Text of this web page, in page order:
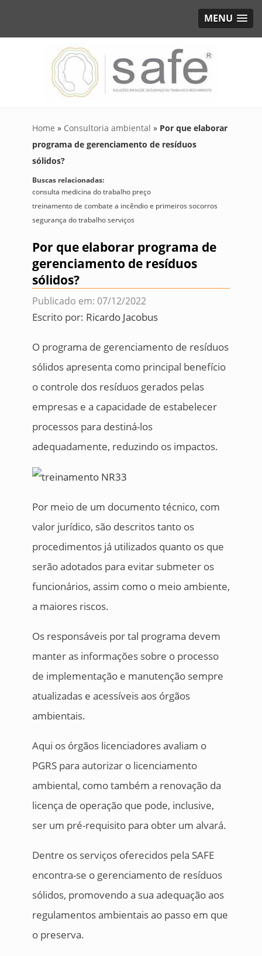
MENU
Home » Consultoria ambiental » Por que elaborar
programa de gerenciamento de resíduos
sólidos?
Buscas relacionadas:
consulta medicina do trabalho preço
treinamento de combate a incêndio e primeiros socorros
segurança do trabalho serviços
Por que elaborar programa de
gerenciamento de resíduos
sólidos?
Publicado em: 07/12/2022
Escrito por: Ricardo Jacobus
O programa de gerenciamento de resíduos
sólidos apresenta como principal benefício
o controle dos resíduos gerados pelas
empresas e a capacidade de estabelecer
processos para destiná-los
adequadamente, reduzindo os impactos.
Por meio de um documento técnico, com
valor jurídico, são descritos tanto os
procedimentos já utilizados quanto os que
serão adotados para evitar submeter os
funcionários, assim como o meio ambiente,
a maiores riscos.
Os responsáveis por tal programa devem
manter as informações sobre o processo
de implementação e manutenção sempre
atualizadas e acessíveis aos órgãos
ambientais.
Aqui os órgãos licenciadores avaliam o
PGRS para autorizar o licenciamento
ambiental, como também a renovação da
licença de operação que pode, inclusive,
ser um pré-requisito para obter um alvará.
Dentre os serviços oferecidos pela SAFE
encontra-se o gerenciamento de resíduos
sólidos, promovendo a sua adequação aos
regulamentos ambientais ao passo em que
o preserva.